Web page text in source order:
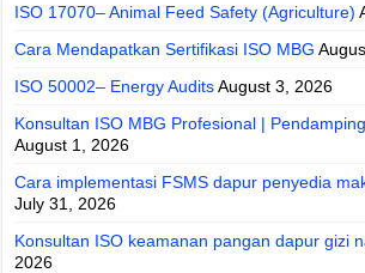
ISO 17070– Animal Feed Safety (Agriculture)
Cara Mendapatkan Sertifikasi ISO MBG
ISO 50002– Energy Audits August 3, 2026
Konsultan ISO MBG Profesional |
August 1, 2026
Cara implementasi FSMS dapur penyedia
July 31, 2026
Konsultan ISO keamanan pangan dapur gizi
2026